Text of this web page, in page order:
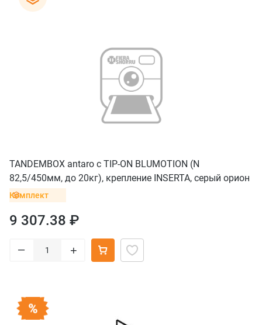
TANDEMBOX antaro с TIP-ON BLUMOTION (N
82,5/450мм, до 20кг), крепление INSERTA, серый орион
Комплект
9 307.38 ₽
– +